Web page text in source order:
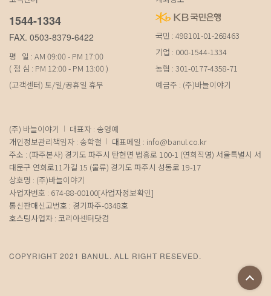
1544-1334
FAX. 0503-8379-6422
평 일 : AM 09:00 - PM 17:00
( 점 심 : PM 12:00 - PM 13:00 )
(고객센터) 토/일/공휴일 휴무
국민 : 498101-01-268463
기업 : 000-1544-1334
농협 : 301-0177-4358-71
예금주 : (주)바늘이야기
(주) 바늘이야기
대표자 : 송영예
개인정보관리책임자 : 송학철
대표메일 : info@banul.co.kr
주소 : (파주본사) 경기도 파주시 탄현면 법흥로 100-1 (연희직영) 서울특별시 서
대문구 연희로11가길 15 (물류) 경기도 파주시 성동로 19-17
상호명 : (주)바늘이야기
사업자번호 : 674-88-00100[사업자정보확인]
통신판매신고번호 : 경기파주-0348호
호스팅사업자 : 코리아센터닷컴
COPYRIGHT 2021 BANUL. ALL RIGHT RESEVED.